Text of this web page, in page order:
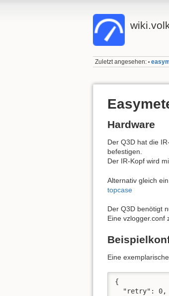
Zuletzt angesehen: •
Hardware
Der Q3D hat die
befestigen.
Der IR-Kopf wird
Alternativ gleich
topcase
Der Q3D benötigt
Eine vzlogger.conf
Eine
{
  "retry": 0,